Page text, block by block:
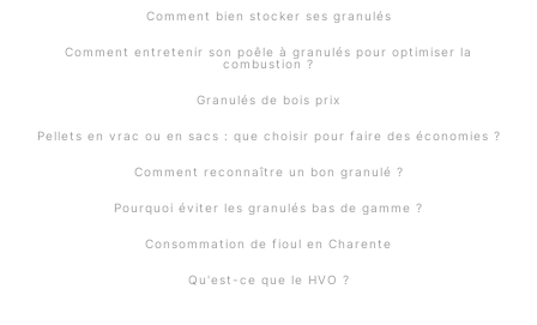
Comment bien stocker ses granulés
Comment entretenir son poêle à granulés pour optimiser la
combustion ?
Granulés de bois prix
Pellets en vrac ou en sacs : que choisir pour faire des économies ?
Comment reconnaître un bon granulé ?
Pourquoi éviter les granulés bas de gamme ?
Consommation de fioul en Charente
Qu'est-ce que le HVO ?